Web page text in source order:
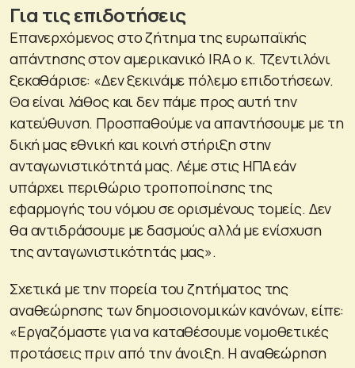
Για τις επιδοτήσεις
Επανερχόμενος στο ζήτημα της ευρωπαϊκής
απάντησης στον αμερικανικό IRA ο κ. Τζεντιλόνι
ξεκαθάρισε: «Δεν ξεκινάμε πόλεμο επιδοτήσεων.
Θα είναι λάθος και δεν πάμε προς αυτή την
κατεύθυνση. Προσπαθούμε να απαντήσουμε με τη
δική μας εθνική και κοινή στήριξη στην
ανταγωνιστικότητά μας. Λέμε στις ΗΠΑ εάν
υπάρχει περιθώριο τροποποίησης της
εφαρμογής του νόμου σε ορισμένους τομείς. Δεν
θα αντιδράσουμε με δασμούς αλλά με ενίσχυση
της ανταγωνιστικότητάς μας».
Σχετικά με την πορεία του ζητήματος της
αναθεώρησης των δημοσιονομικών κανόνων, είπε:
«Εργαζόμαστε για να καταθέσουμε νομοθετικές
προτάσεις πριν από την άνοιξη. Η αναθεώρηση